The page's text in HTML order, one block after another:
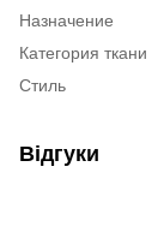
Назначение
Категория ткани
Стиль
Відгуки